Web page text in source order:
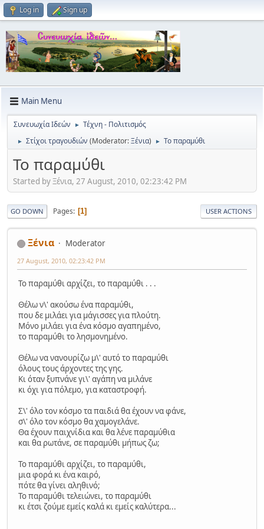
Log in Sign up
Main Menu
Συνευωχία Ιδεών ► Τέχνη - Πολιτισμός
► Στίχοι τραγουδιών (Moderator:Ξένια) ► Το παραμύθι
Το παραμύθι
Started by Ξένια, 27 August, 2010, 02:23:42 PM
GO DOWN Pages 1 USER ACTIONS
Ξένια Moderator
27 August, 2010, 02:23:42 PM
Το παραμύθι αρχίζει, το παραμύθι . . .
Θέλω ν\' ακούσω ένα παραμύθι,
που δε μιλάει για μάγισσες για πλούτη.
Μόνο μιλάει για ένα κόσμο αγαπημένο,
το παραμύθι το λησμονημένο.
Θέλω να νανουρίζω μ\' αυτό το παραμύθι
όλους τους άρχοντες της γης.
Κι όταν ξυπνάνε γι\' αγάπη να μιλάνε
κι όχι για πόλεμο, για καταστροφή.
Σ\' όλο τον κόσμο τα παιδιά θα έχουν να φάνε,
σ\' όλο τον κόσμο θα χαμογελάνε.
Θα έχουν παιχνίδια και θα λένε παραμύθια
και θα ρωτάνε, σε παραμύθι μήπως ζω;
Το παραμύθι αρχίζει, το παραμύθι,
μια φορά κι ένα καιρό,
πότε θα γίνει αληθινό;
Το παραμύθι τελειώνει, το παραμύθι
κι έτσι ζούμε εμείς καλά κι εμείς καλύτερα...